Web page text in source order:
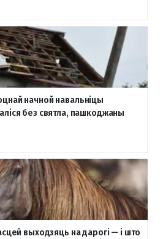
начной навальніцы
без святла, пашкоджаны
выходзяць на дарогі — і што